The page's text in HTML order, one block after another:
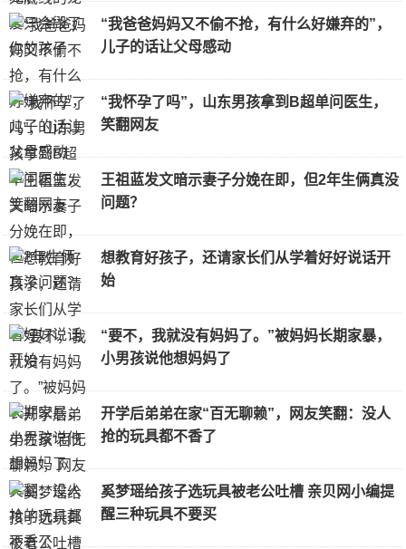
“我爸爸妈妈又不偷不抢，有什么好嫌弃的”，
儿子的话让父母感动
“我怀孕了吗”，山东男孩拿到B超单问医生，
笑翻网友
王祖蓝发文暗示妻子分娩在即，但2年生俩真没
问题？
想教育好孩子，还请家长们从学着好好说话开
始
“要不，我就没有妈妈了。”被妈妈长期家暴，
小男孩说他想妈妈了
开学后弟弟在家“百无聊赖”，网友笑翻：没人
抢的玩具都不香了
奚梦瑶给孩子选玩具被老公吐槽 亲贝网小编提
醒三种玩具不要买